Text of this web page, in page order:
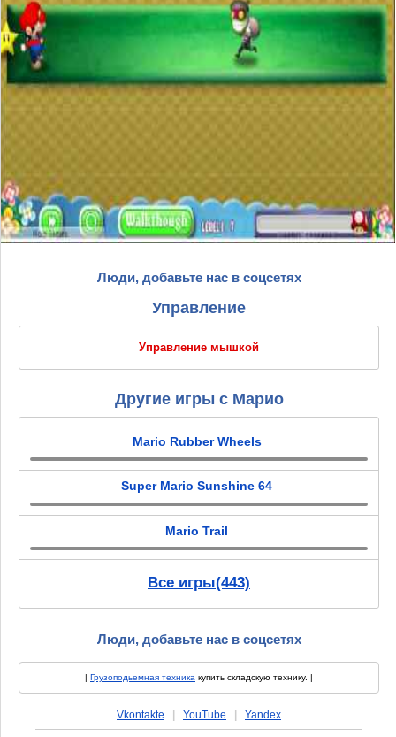
Люди, добавьте нас в соцсетях
Управление
Управление мышкой
Другие игры с Марио
Mario Rubber Wheels
Super Mario Sunshine 64
Mario Trail
Все игры(443)
Люди, добавьте нас в соцсетях
| Грузоподьемная техника купить складскую технику. |
Vkontakte YouTube Yandex